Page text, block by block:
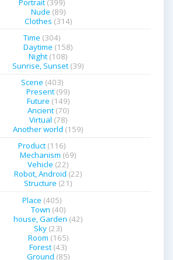
Portrait (399)
Nude (89)
Clothes (314)
Time (304)
Daytime (158)
Night (108)
Sunrise, Sunset (39)
Scene (403)
Present (99)
Future (149)
Ancient(70)
Virtual (78)
Another world (159)
Product (116)
Mechanism (69)
Vehicle (22)
Robot, Android (22)
Structure (21)
Place (405)
Town (40)
house, Garden (42)
Sky (23)
Room (165)
Forest (43)
Ground (85)